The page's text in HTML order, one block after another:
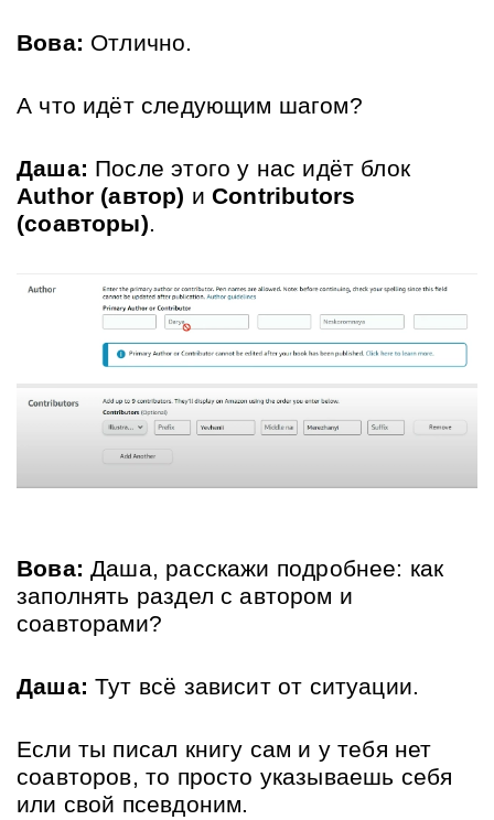
Вова: Отлично.
А что идёт следующим шагом?
Даша:
После этого у нас идёт блок
Author (автор) и Contributors
(соавторы).
Вова: Даша, расскажи подробнее: как
заполнять раздел с автором и
соавторами?
Даша: Тут всё зависит от ситуации.
Если ты писал книгу сам и у тебя нет
соавторов, то просто указываешь себя
или свой псевдоним.